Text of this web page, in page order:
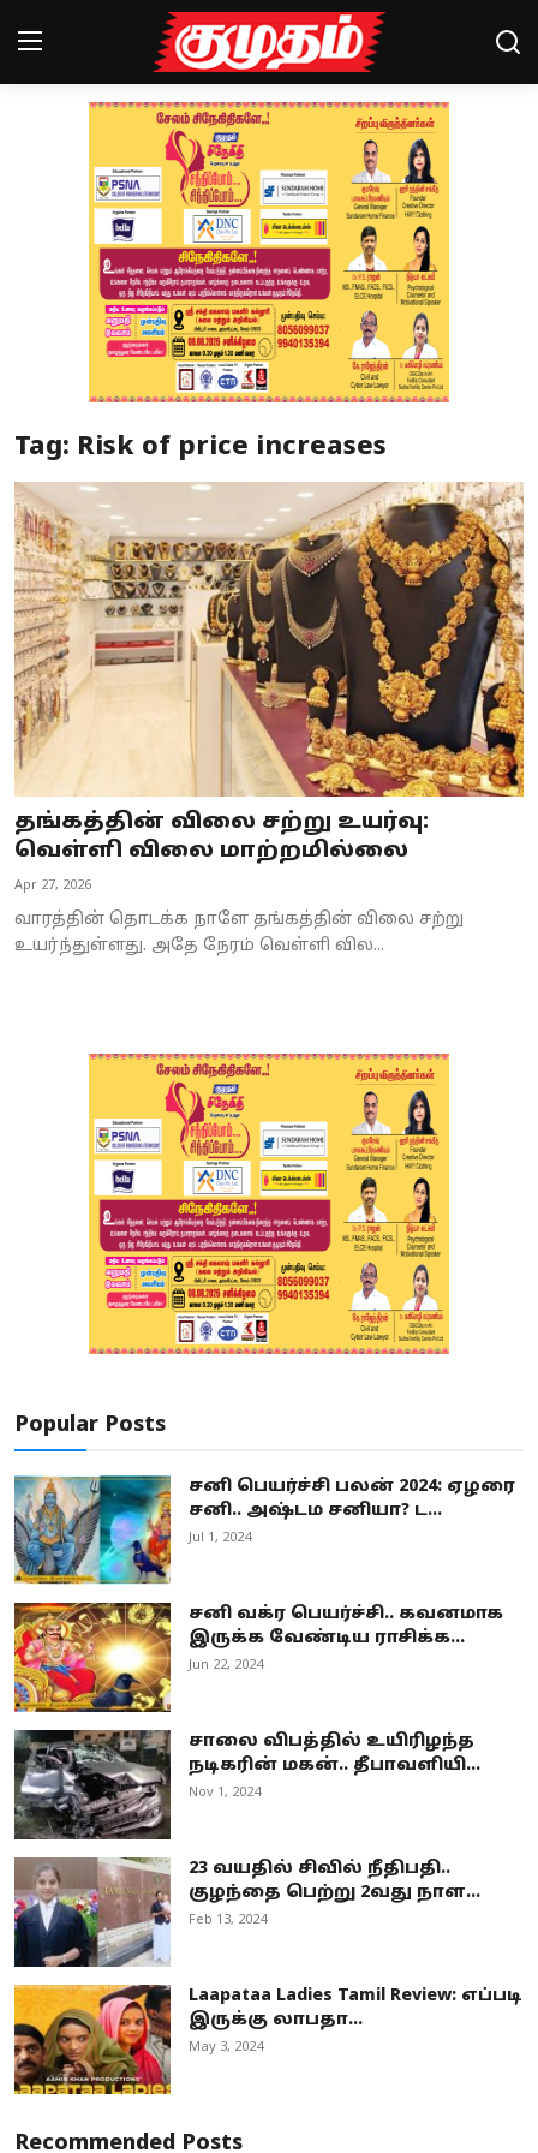
Magazines
Special Story
Business
Crime
Tamilnadu
National
World
Astrology
Spirituality
Weather
Tag: Risk of price increases
தங்கத்தின் விலை சற்று உயர்வு:
வெள்ளி விலை மாற்றமில்லை
Apr 27, 2026
வாரத்தின் தொடக்க நாளே தங்கத்தின் விலை சற்று
உயர்ந்துள்ளது. அதே நேரம் வெள்ளி வில...
Popular Posts
சனி பெயர்ச்சி பலன் 2024: ஏழரை
சனி.. அஷ்டம சனியா? ட...
Jul 1, 2024
சனி வக்ர பெயர்ச்சி.. கவனமாக
இருக்க வேண்டிய ராசிக்க...
Jun 22, 2024
சாலை விபத்தில் உயிரிழந்த
நடிகரின் மகன்.. தீபாவளியி...
Nov 1, 2024
23 வயதில் சிவில் நீதிபதி..
குழந்தை பெற்று 2வது நாள...
Feb 13, 2024
Laapataa Ladies Tamil Review: எப்படி
இருக்கு லாபதா...
May 3, 2024
Recommended Posts